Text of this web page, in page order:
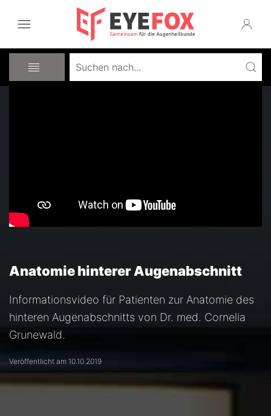
Anatomie hinterer Augenabschnitt
Informationsvideo für Patienten zur Anatomie des
hinteren Augenabschnitts von Dr. med. Cornelia
Grunewald.
Veröffentlicht am 10.10.2019